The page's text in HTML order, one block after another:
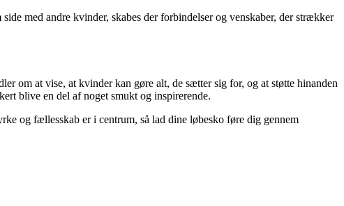
med andre kvinder, skabes der forbindelser og venskaber, der strækker
om at vise, at kvinder kan gøre alt, de sætter sig for, og at støtte hinanden
blive en del af noget smukt og inspirerende.
og fællesskab er i centrum, så lad dine løbesko føre dig gennem